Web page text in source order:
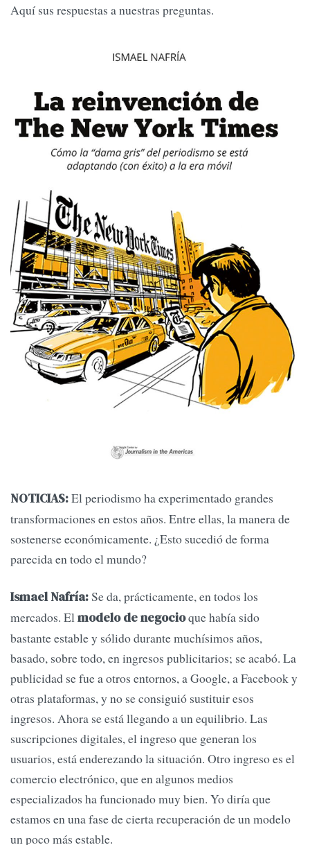
Aquí sus respuestas a nuestras preguntas.
NOTICIAS:El periodismo ha experimentado grandes
transformaciones en estos años. Entre ellas, la manera de
sostenerse económicamente. ¿Esto sucedió de forma
parecida en todo el mundo?
Ismael Nafría:Se da, prácticamente, en todos los
mercados. Elmodelo de negocioque había sido
bastante estable y sólido durante muchísimos años,
basado, sobre todo, en ingresos publicitarios; se acabó. La
publicidad se fue a otros entornos, a Google, a Facebook y
otras plataformas, y no se consiguió sustituir esos
ingresos. Ahora se está llegando a un equilibrio. Las
suscripciones digitales, el ingreso que generan los
usuarios, está enderezando la situación. Otro ingreso es el
comercio electrónico, que en algunos medios
especializados ha funcionado muy bien. Yo diría que
estamos en una fase de cierta recuperación de un modelo
un poco más estable.